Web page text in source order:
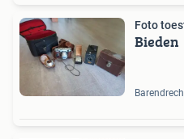
Foto
Bieden